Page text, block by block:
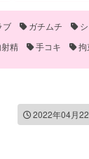
アシラ
ガ
ンス リーダー
ブ ガチムチ
精 手コキ
拘
2022年04月